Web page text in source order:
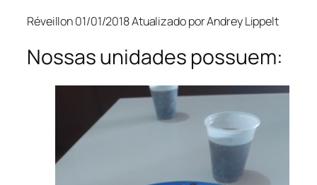
Réveillon 01/01/2018 Atualizado por Andrey Lippelt
Nossas unidades possuem: